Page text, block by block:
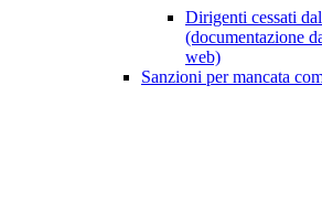
Dirigenti cessati
(documentazione
web)
Sanzioni per mancata